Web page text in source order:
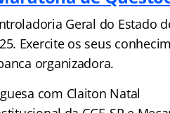
Geral do Estado
Exercite os seus
organizadora.
com Claiton Natal